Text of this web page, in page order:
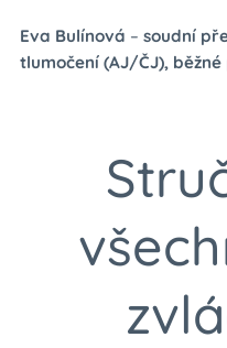
Eva Bulínová – soudní p
tlumočení (AJ/ČJ),